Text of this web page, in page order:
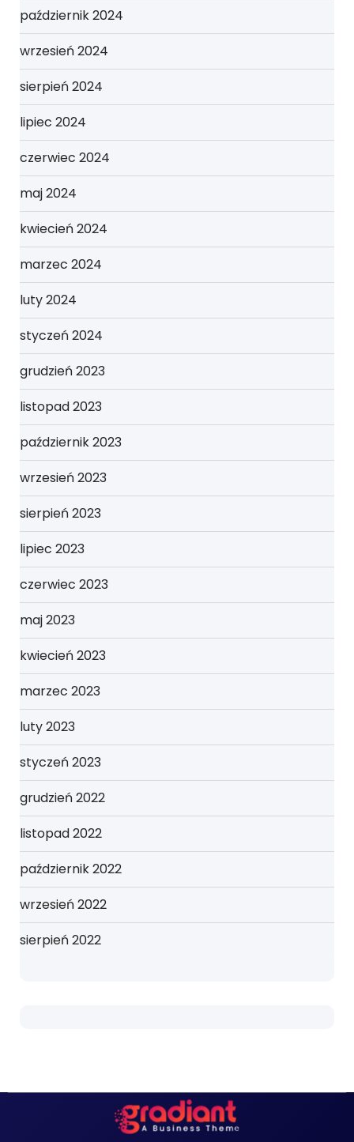
październik 2024
wrzesień 2024
sierpień 2024
lipiec 2024
czerwiec 2024
maj 2024
kwiecień 2024
marzec 2024
luty 2024
styczeń 2024
grudzień 2023
listopad 2023
październik 2023
wrzesień 2023
sierpień 2023
lipiec 2023
czerwiec 2023
maj 2023
kwiecień 2023
marzec 2023
luty 2023
styczeń 2023
grudzień 2022
listopad 2022
październik 2022
wrzesień 2022
sierpień 2022